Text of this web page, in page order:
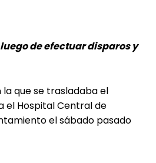
de efectuar disparos y
que se trasladaba el
el Hospital Central de
el sábado pasado